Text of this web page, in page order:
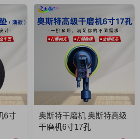
6寸
奥斯特干磨机 奥斯特高级
干磨机6寸17孔